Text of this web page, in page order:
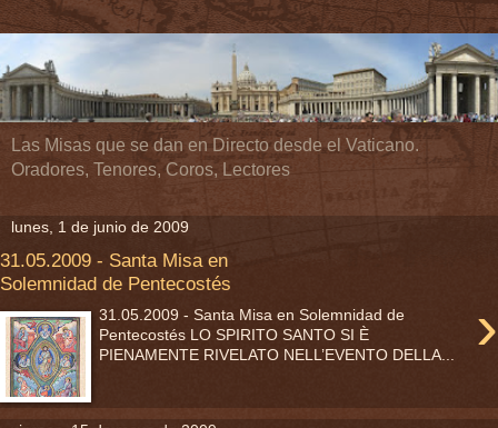
Las Misas que se dan en Directo desde el Vaticano.
Oradores, Tenores, Coros, Lectores
lunes, 1 de junio de 2009
31.05.2009 - Santa Misa en
Solemnidad de Pentecostés
›
31.05.2009 - Santa Misa en Solemnidad de
Pentecostés LO SPIRITO SANTO SI È
PIENAMENTE RIVELATO NELL’EVENTO DELLA...